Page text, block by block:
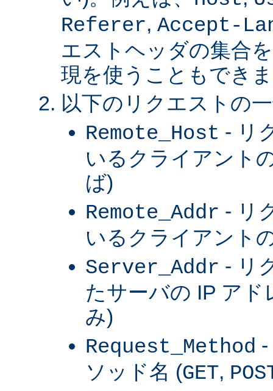
Referer, Accept-
エストヘッダの集合
現を使うこともでき
以下のリクエストの
Remote_Host - リ
いるクライアント
ば)
Remote_Addr - リ
いるクライアント
Server_Addr - リ
たサーバの IP アド
み)
Request_Method
ソッド名 (GET,